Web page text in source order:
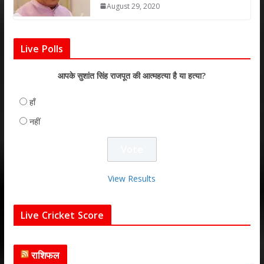
August 29, 2020
Live Polls
आपके सुशांत सिंह राजपूत की आत्महत्या है या हत्या?
हाँ
नहीं
View Results
Live Cricket Score
राशिफल